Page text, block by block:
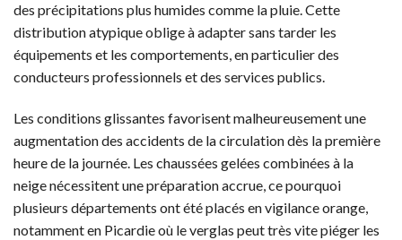
des précipitations plus humides comme la pluie. Cette
distribution atypique oblige à adapter sans tarder les
équipements et les comportements, en particulier des
conducteurs professionnels et des services publics.
Les conditions glissantes favorisent malheureusement une
augmentation des accidents de la circulation dès la première
heure de la journée. Les chaussées gelées combinées à la
neige nécessitent une préparation accrue, ce pourquoi
plusieurs départements ont été placés en vigilance orange,
notamment en Picardie où le verglas peut très vite piéger les